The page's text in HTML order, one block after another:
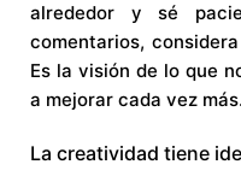
alrededor y sé
comentarios,
Es la visión de lo que
a mejorar cada vez más.
La creatividad tiene